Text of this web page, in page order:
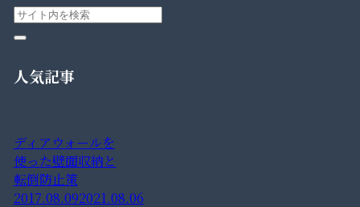
人気記事
ディアウォールを
使った壁面収納と
転倒防止策
2017.08.092021.08.06